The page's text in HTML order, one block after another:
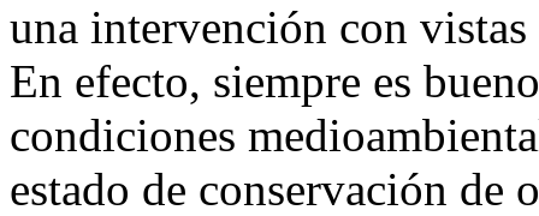
una intervención con
En efecto, siempre es
condiciones
estado de conservación de